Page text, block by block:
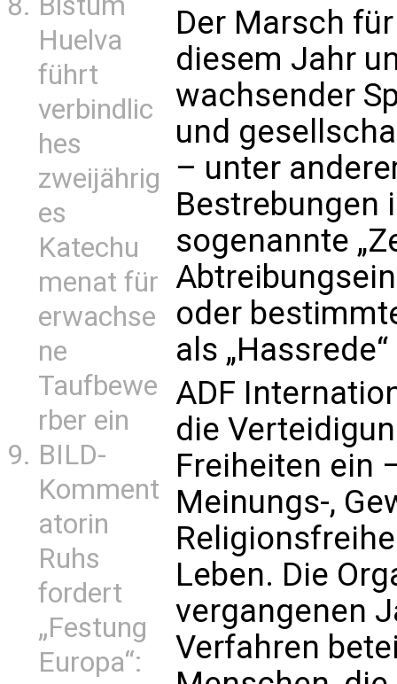
Huelva
führt
verbindlic
hes
zweijährig
es
Katechu
menat für
erwachse
ne
Taufbewe
rber ein
BILD-
Komment
atorin
Ruhs
fordert
„Festung
Europa“:
Der Marsch
diesem Jahr
wachsender
und
– unter
Bestrebungen
sogenannte
oder
als
ADF
die
Freiheiten ein
Meinungs-,
Leben. Die
vergangenen
Verfahren